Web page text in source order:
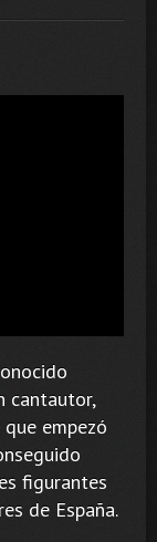
cantautor,
empezó
figurantes
de España.